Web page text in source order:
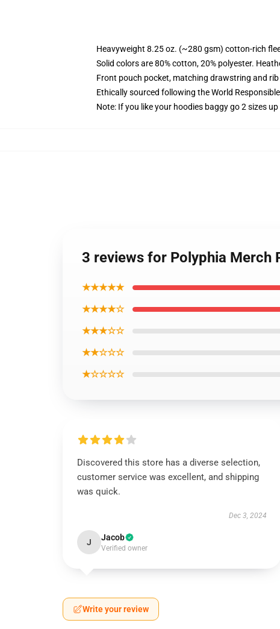
Heavyweight 8.25 oz. (~280 gsm) cotton-rich
Solid colors are 80% cotton, 20% polyester.
Front pouch pocket, matching drawstring and
Ethically sourced following the World
Note: If you like your hoodies baggy go 2 sizes up
3 reviews for Polyphia Merch
★★★★★
★★★★☆
★★★☆☆
★★☆☆☆
★☆☆☆☆
Discovered this store has a diverse selection,
customer service was excellent, and shipping
was quick.
Dec 3, 2024
J Jacob
Verified owner
Write your review